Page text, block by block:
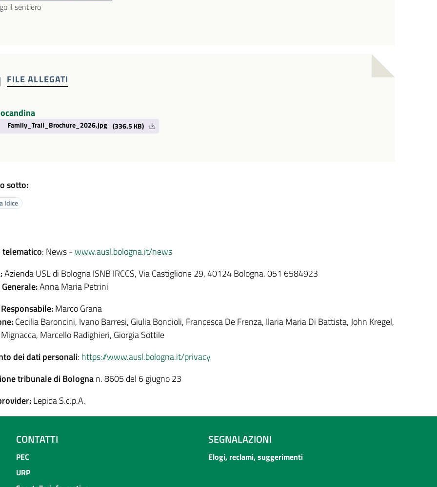
il sentiero
FILE ALLEGATI
Family_Trail_Brochure_2026.jpg (336.5 KB)
sotto:
Idice
: News -www.ausl.bologna.it/news
Azienda USL di Bologna ISNB IRCCS, Via Castiglione 29, 40124 Bologna. 051 6584923
Anna Maria Petrini
Marco Grana
Cecilia Baroncini, Ivano Barresi, Giulia Bondioli, Francesca De Frenza, Ilaria Maria Di Battista, John Kregel,
Marcello Radighieri, Giorgia Sottile
dei dati personali: https://www.ausl.bologna.it/privacy
tribunale di Bolognan. 8605 del 6 giugno 23
Lepida S.c.p.A.
CONTATTI
PEC
URP
SEGNALAZIONI
Elogi, reclami, suggerimenti